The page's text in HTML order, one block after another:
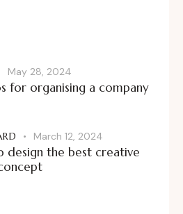
May 28, 2024
for organising a company
March 12, 2024
design the best creative